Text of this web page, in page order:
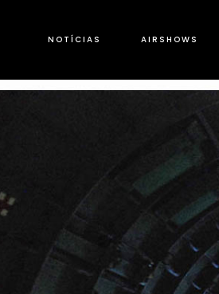
NOTÍCIAS AIRSHOWS